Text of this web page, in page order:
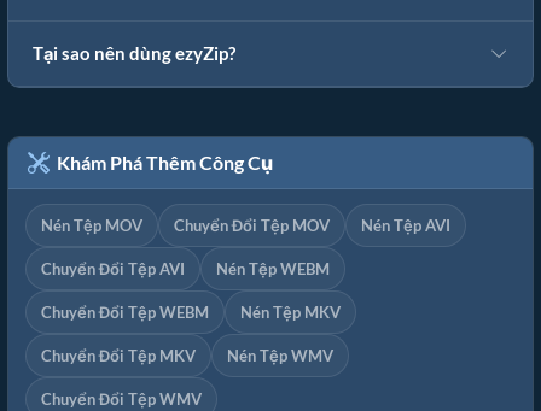
Tại sao nên dùng ezyZip?
Khám Phá Thêm Công Cụ
Nén Tệp MOV Chuyển Đổi Tệp MOV Nén Tệp AVI
Chuyển Đổi Tệp AVI Nén Tệp WEBM
Chuyển Đổi Tệp WEBM Nén Tệp MKV
Chuyển Đổi Tệp MKV Nén Tệp WMV
Chuyển Đổi Tệp WMV